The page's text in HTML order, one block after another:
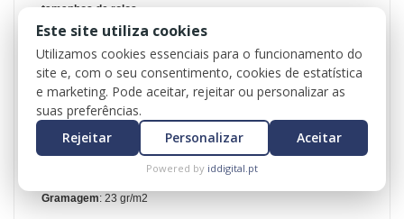
tamanhos de rolos
Os nossos Rolos de Papel para Marquesa são feitos com o
mesmo composto principal existente nas paredes celulares das
plantas – acelulose , são100% isentos de cloro, amigos do
ambiente e extremamente macios. Com um
relevo muito
para maior resistência, durabilidade e apelo visual, os
nossos Rolos de Papel para Marquesa estão disponíveis em
branco, individualmente ou em caixas de 10 rolos.
: 60 cm de largura x 50 metros de comprimento
Gramagem: 23 gr/m2
Este site utiliza cookies
Utilizamos cookies essenciais para o funcionamento do
site e, com o seu consentimento, cookies de estatística
e marketing. Pode aceitar, rejeitar ou personalizar as
suas preferências.
Rejeitar
Personalizar Aceitar
Powered by iddigital.pt